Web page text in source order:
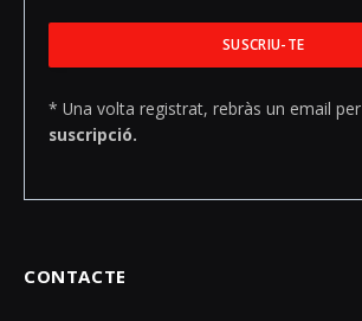
* Una volta registrat, rebràs un email per
suscripció.
CONTACTE